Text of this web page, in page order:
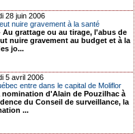
28 juin 2006
nuire gravement à la santé
Au grattage ou au tirage, l'abus de
nuire gravement au budget et à la
jo...
5 avril 2006
entre dans le capital de Moliflor
nomination d'Alain de Pouzilhac à
du Conseil de surveillance, la
...